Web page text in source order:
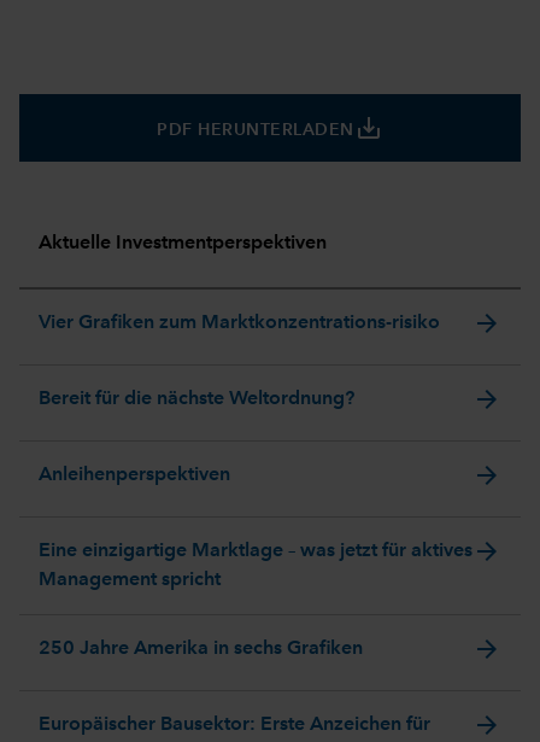
PDF HERUNTERLADEN save_alt
Aktuelle Investmentperspektiven
Vier Grafiken zum Marktkonzentrations-risiko arrow_forward
Bereit für die nächste Weltordnung? arrow_forward
Anleihenperspektiven arrow_forward
Eine einzigartige Marktlage – was jetzt für aktives
Management spricht
arrow_forward
250 Jahre Amerika in sechs Grafiken arrow_forward
Europäischer Bausektor: Erste Anzeichen für
arrow_forward